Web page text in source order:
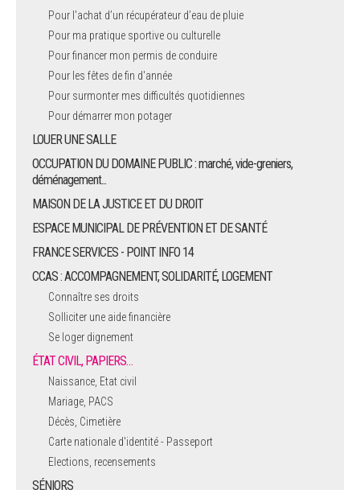
Pour l'achat d’un récupérateur d’eau de pluie
Pour ma pratique sportive ou culturelle
Pour financer mon permis de conduire
Pour les fêtes de fin d'année
Pour surmonter mes difficultés quotidiennes
Pour démarrer mon potager
LOUER UNE SALLE
OCCUPATION DU DOMAINE PUBLIC : marché, vide-greniers,
déménagement...
MAISON DE LA JUSTICE ET DU DROIT
ESPACE MUNICIPAL DE PRÉVENTION ET DE SANTÉ
FRANCE SERVICES - POINT INFO 14
CCAS : ACCOMPAGNEMENT, SOLIDARITÉ, LOGEMENT
Connaître ses droits
Solliciter une aide financière
Se loger dignement
ÉTAT CIVIL, PAPIERS…
Naissance, Etat civil
Mariage, PACS
Décès, Cimetière
Carte nationale d'identité - Passeport
Elections, recensements
SÉNIORS